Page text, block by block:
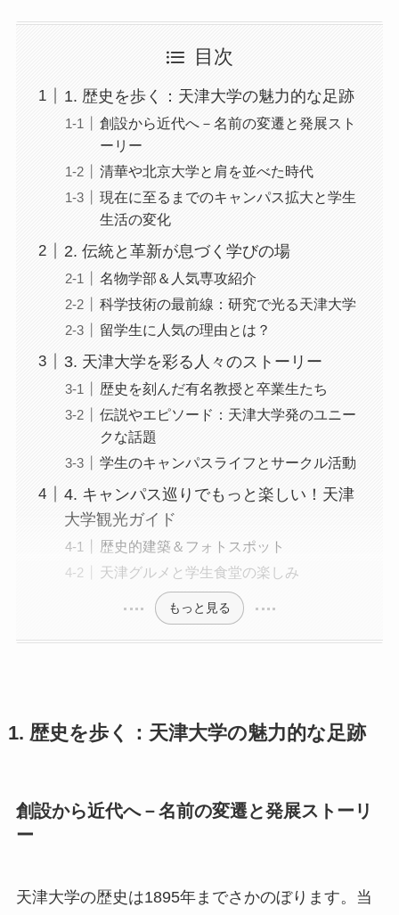
目次
1. 歴史を歩く：天津大学の魅力的な足跡
創設から近代へ－名前の変遷と発展スト
ーリー
清華や北京大学と肩を並べた時代
現在に至るまでのキャンパス拡大と学生
生活の変化
2. 伝統と革新が息づく学びの場
名物学部＆人気専攻紹介
科学技術の最前線：研究で光る天津大学
留学生に人気の理由とは？
3. 天津大学を彩る人々のストーリー
歴史を刻んだ有名教授と卒業生たち
伝説やエピソード：天津大学発のユニー
クな話題
学生のキャンパスライフとサークル活動
4. キャンパス巡りでもっと楽しい！天津
大学観光ガイド
歴史的建築＆フォトスポット
天津グルメと学生食堂の楽しみ
もっと見る
1. 歴史を歩く：天津大学の魅力的な足跡
創設から近代へ－名前の変遷と発展ストーリ
ー
天津大学の歴史は1895年までさかのぼります。当